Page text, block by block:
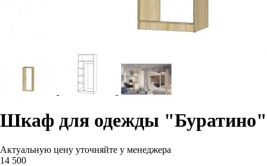
Шкаф для одежды "Буратино"
Актуальную цену уточняйте у менеджера
14 500